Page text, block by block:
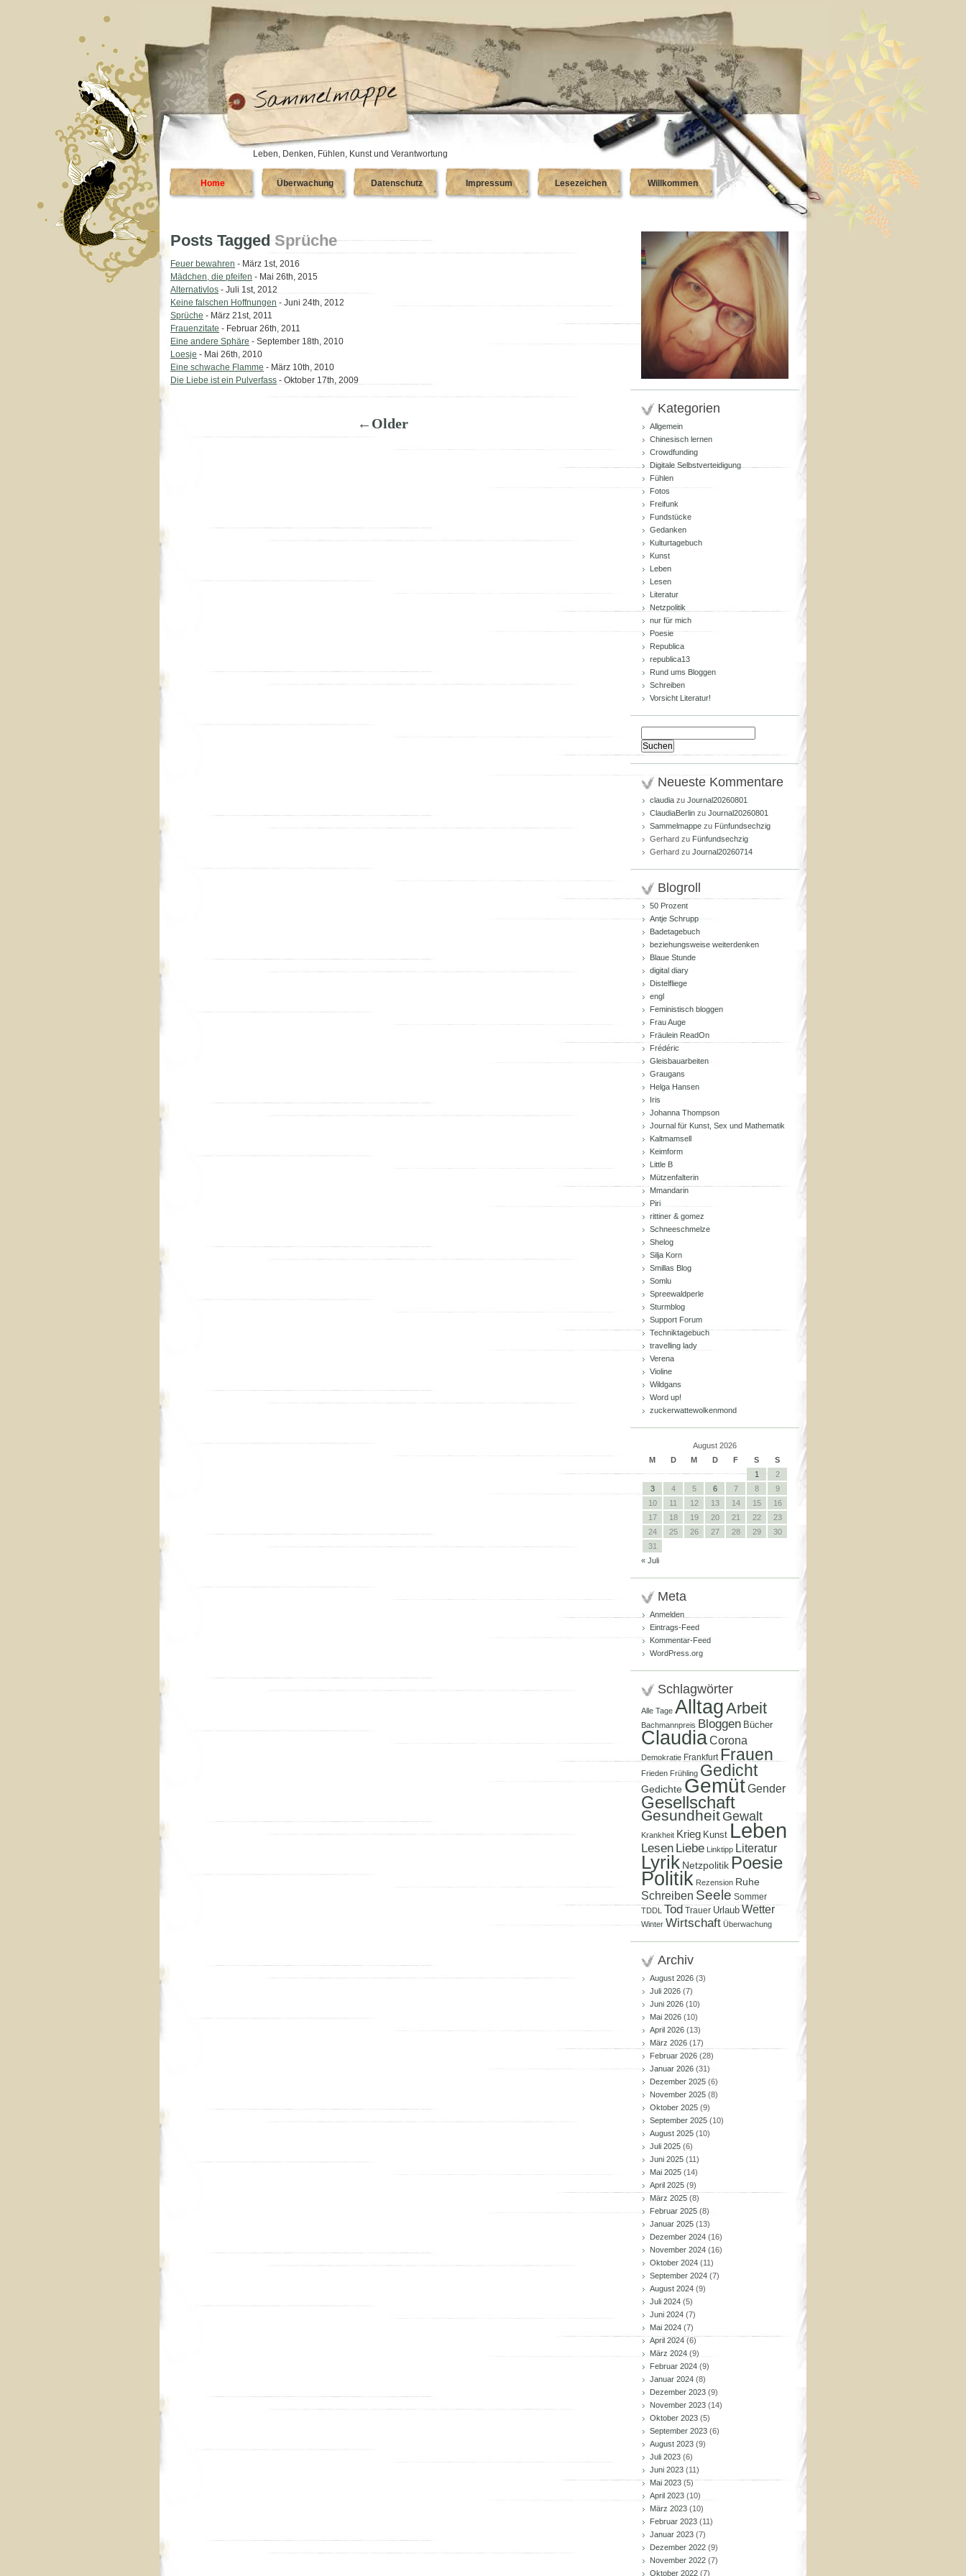
Leben, Denken, Fühlen, Kunst und Verantwortung
Home Überwachung Datenschutz Impressum Lesezeichen Willkommen
Posts Tagged Sprüche
Feuer bewahren - März 1st, 2016
Mädchen, die pfeifen - Mai 26th, 2015
Alternativlos - Juli 1st, 2012
Keine falschen Hoffnungen - Juni 24th, 2012
Sprüche - März 21st, 2011
Frauenzitate - Februar 26th, 2011
Eine andere Sphäre - September 18th, 2010
Loesje - Mai 26th, 2010
Eine schwache Flamme - März 10th, 2010
Die Liebe ist ein Pulverfass - Oktober 17th, 2009
←Older
Kategorien
Allgemein
Chinesisch lernen
Crowdfunding
Digitale Selbstverteidigung
Fühlen
Fotos
Freifunk
Fundstücke
Gedanken
Kulturtagebuch
Kunst
Leben
Lesen
Literatur
Netzpolitik
nur für mich
Poesie
Republica
republica13
Rund ums Bloggen
Schreiben
Vorsicht Literatur!
nach:
Neueste Kommentare
claudia zu Journal20260801
ClaudiaBerlin zu Journal20260801
Sammelmappe zu Fünfundsechzig
Gerhard zu Fünfundsechzig
Gerhard zu Journal20260714
Blogroll
50 Prozent
Antje Schrupp
Badetagebuch
beziehungsweise weiterdenken
Blaue Stunde
digital diary
Distelfliege
engl
Feministisch bloggen
Frau Auge
Fräulein ReadOn
Frédéric
Gleisbauarbeiten
Graugans
Helga Hansen
Iris
Johanna Thompson
Journal für Kunst, Sex und Mathematik
Kaltmamsell
Keimform
Little B
Mützenfalterin
Mmandarin
Piri
rittiner & gomez
Schneeschmelze
Shelog
Silja Korn
Smillas Blog
Somlu
Spreewaldperle
Sturmblog
Support Forum
Techniktagebuch
travelling lady
Verena
Violine
Wildgans
Word up!
zuckerwattewolkenmond
August 2026
M
D M D F S
S
1
2
3
4 5 6 7 8
9
10
11 12 13 14 15
16
17
18 19 20 21 22
23
24
25 26 27 28 29
30
31
« Juli
Meta
Anmelden
Eintrags-Feed
Kommentar-Feed
WordPress.org
Schlagwörter
Alle Tage AlltagArbeit
Bachmannpreis Bloggen Bücher
ClaudiaCorona
Demokratie Frankfurt Frauen
Frieden Frühling Gedicht
Gedichte GemütGender
Gesellschaft
Gesundheit Gewalt
Krankheit Krieg Kunst Leben
Lesen Liebe Linktipp Literatur
Lyrik Netzpolitik Poesie
Politik Rezension Ruhe
Schreiben Seele Sommer
TDDL Tod Trauer Urlaub Wetter
Winter Wirtschaft Überwachung
Archiv
August 2026 (3)
Juli 2026 (7)
Juni 2026 (10)
Mai 2026 (10)
April 2026 (13)
März 2026 (17)
Februar 2026 (28)
Januar 2026 (31)
Dezember 2025 (6)
November 2025 (8)
Oktober 2025 (9)
September 2025 (10)
August 2025 (10)
Juli 2025 (6)
Juni 2025 (11)
Mai 2025 (14)
April 2025 (9)
März 2025 (8)
Februar 2025 (8)
Januar 2025 (13)
Dezember 2024 (16)
November 2024 (16)
Oktober 2024 (11)
September 2024 (7)
August 2024 (9)
Juli 2024 (5)
Juni 2024 (7)
Mai 2024 (7)
April 2024 (6)
März 2024 (9)
Februar 2024 (9)
Januar 2024 (8)
Dezember 2023 (9)
November 2023 (14)
Oktober 2023 (5)
September 2023 (6)
August 2023 (9)
Juli 2023 (6)
Juni 2023 (11)
Mai 2023(5)
April 2023 (10)
März 2023 (10)
Februar 2023 (11)
Januar 2023 (7)
Dezember 2022 (9)
November 2022 (7)
Oktober 2022 (7)